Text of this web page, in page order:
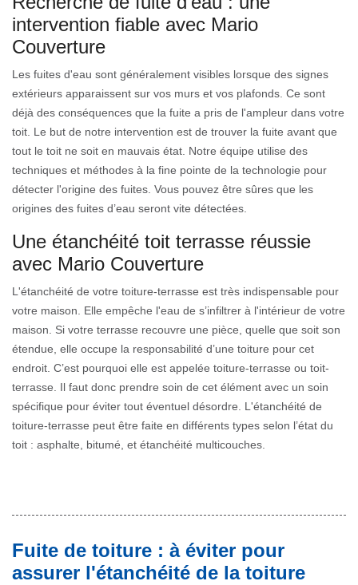
intervention fiable avec Mario
Couverture
Les fuites d'eau sont généralement visibles lorsque des signes
extérieurs apparaissent sur vos murs et vos plafonds. Ce sont
déjà des conséquences que la fuite a pris de l'ampleur dans votre
toit. Le but de notre intervention est de trouver la fuite avant que
tout le toit ne soit en mauvais état. Notre équipe utilise des
techniques et méthodes à la fine pointe de la technologie pour
détecter l'origine des fuites. Vous pouvez être sûres que les
origines des fuites d’eau seront vite détectées.
Une étanchéité toit terrasse réussie
avec Mario Couverture
L'étanchéité de votre toiture-terrasse est très indispensable pour
votre maison. Elle empêche l'eau de s’infiltrer à l'intérieur de votre
maison. Si votre terrasse recouvre une pièce, quelle que soit son
étendue, elle occupe la responsabilité d’une toiture pour cet
endroit. C’est pourquoi elle est appelée toiture-terrasse ou toit-
terrasse. Il faut donc prendre soin de cet élément avec un soin
spécifique pour éviter tout éventuel désordre. L'étanchéité de
toiture-terrasse peut être faite en différents types selon l’état du
toit : asphalte, bitumé, et étanchéité multicouches.
Fuite de toiture : à éviter pour
assurer l'étanchéité de la toiture